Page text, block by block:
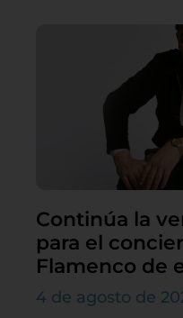
Continúa la
para el
Flamenco de
4 de agosto de